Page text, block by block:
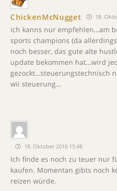
ChickenMcNugget 18.
ich kanns nur empfehlen…am
sports champions (da
noch besser, das gute alte
update bekommen hat…wird
gezockt…steuerungstechnisch
wii steuerung…
18. Oktober 2010 15:48
Ich finde es noch zu teuer nur
kaufen. Momentan gibts noch
reizen würde.